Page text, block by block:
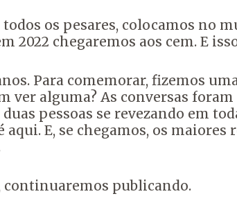
os pesares, colocamos no
2022 chegaremos aos cem. E
Para comemorar, fizemos
ver alguma? As conversas
pessoas se revezando em
E, se chegamos, os
continuaremos publicando.